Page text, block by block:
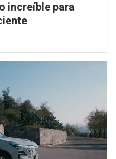
increíble para